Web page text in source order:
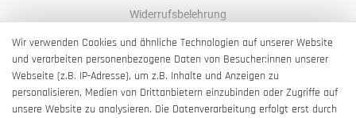
Widerrufsbelehrung
AGB
Impressum
Barrierefreiheitserklärung
Wir verwenden Cookies und ähnliche Technologien auf unserer Website
und verarbeiten personenbezogene Daten von Besucher:innen unserer
Webseite (z.B. IP-Adresse), um z.B. Inhalte und Anzeigen zu
personalisieren, Medien von Drittanbietern einzubinden oder Zugriffe auf
unsere Website zu analysieren. Die Datenverarbeitung erfolgt erst durch